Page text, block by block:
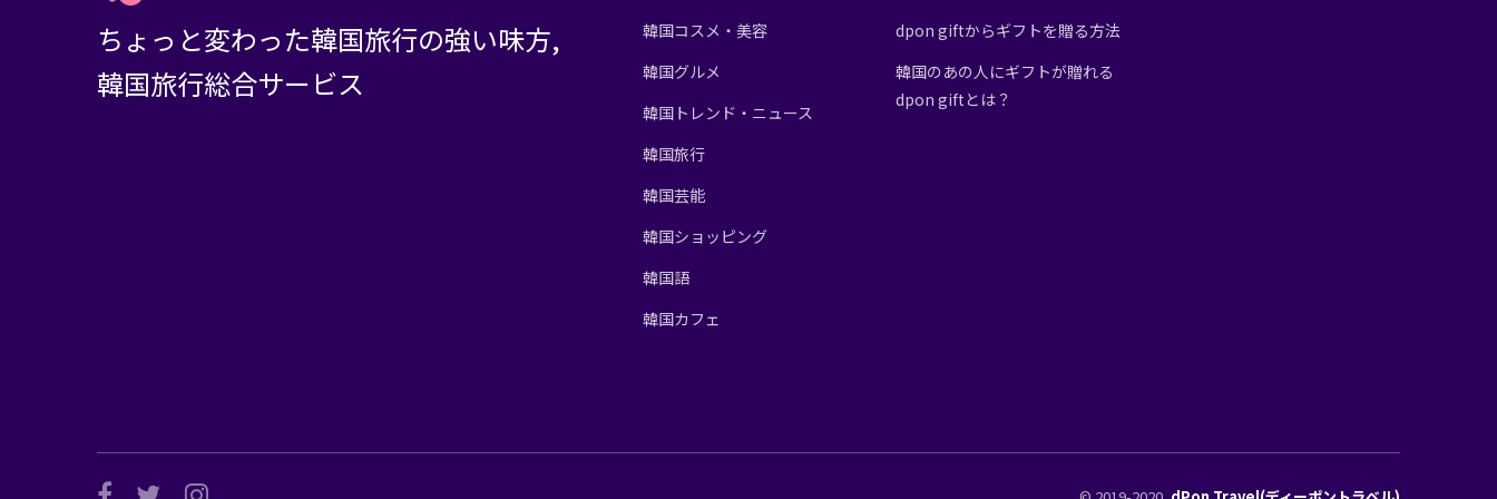
ちょっと変わった韓国旅行の強い味方,
韓国旅行総合サービス
韓国コスメ・美容
韓国グルメ
韓国トレンド・ニュース
韓国旅行
韓国芸能
韓国ショッピング
韓国語
韓国カフェ
dpon giftからギフトを贈る方法
韓国のあの人にギフトが贈れる
dpon giftとは？